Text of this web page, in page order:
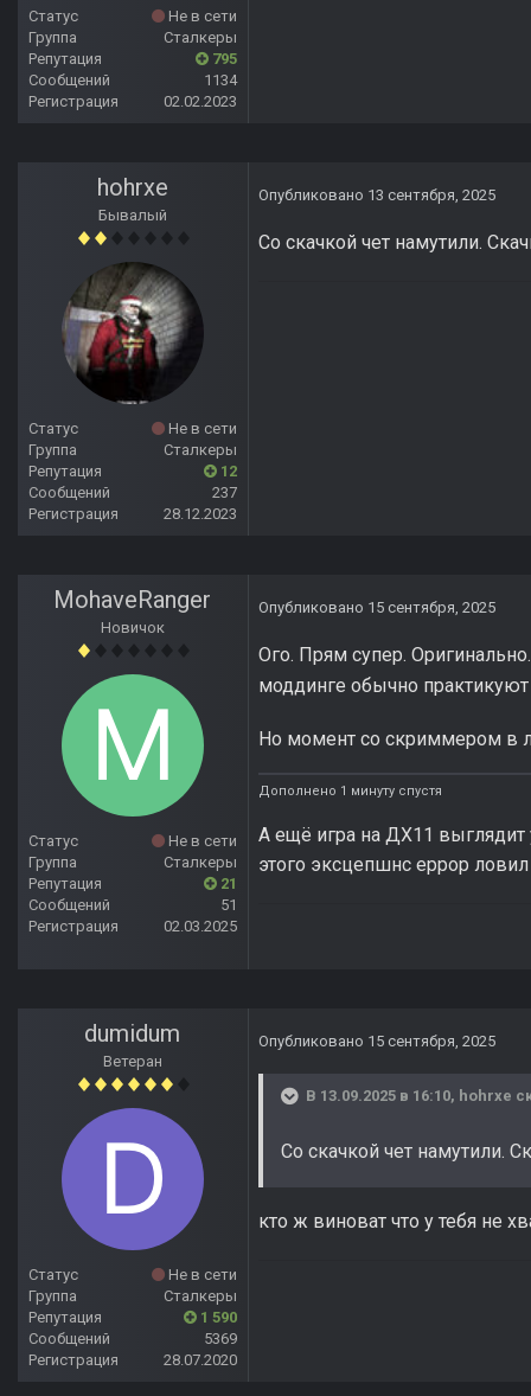
Статус
Не в сети
Группа
Сталкеры
Репутация
795
Сообщений
1134
Регистрация
02.02.2023
hohrxe
Бывалый
Статус
Не в сети
Группа
Сталкеры
Репутация
12
Сообщений
237
Регистрация
28.12.2023
Опубликовано 13 сентября, 2025
Со скачкой чет намутили.
MohaveRanger
Новичок
Статус
Не в сети
Группа
Сталкеры
Репутация
21
Сообщений
51
Регистрация
02.03.2025
Опубликовано 15 сентября, 2025
Ого. Прям супер.
моддинге обычно
Но момент со скриммером в
Дополнено 1 минуту спустя
А ещё игра на ДХ11 выглядит
этого эксцепшнс еррор
dumidum
Ветеран
Статус
Не в сети
Группа
Сталкеры
Репутация
1 590
Сообщений
5369
Регистрация
28.07.2020
Опубликовано 15 сентября, 2025
В 13.09.2025 в 16:10, hohrxe
Со скачкой чет намутили.
кто ж виноват что у тебя не